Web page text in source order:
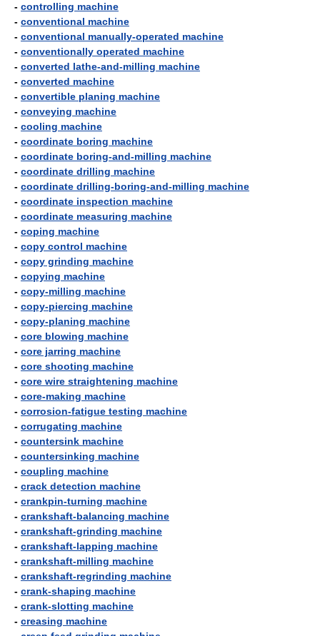
- controlling machine
- conventional machine
- conventional manually-operated machine
- conventionally operated machine
- converted lathe-and-milling machine
- converted machine
- convertible planing machine
- conveying machine
- cooling machine
- coordinate boring machine
- coordinate boring-and-milling machine
- coordinate drilling machine
- coordinate drilling-boring-and-milling machine
- coordinate inspection machine
- coordinate measuring machine
- coping machine
- copy control machine
- copy grinding machine
- copying machine
- copy-milling machine
- copy-piercing machine
- copy-planing machine
- core blowing machine
- core jarring machine
- core shooting machine
- core wire straightening machine
- core-making machine
- corrosion-fatigue testing machine
- corrugating machine
- countersink machine
- countersinking machine
- coupling machine
- crack detection machine
- crankpin-turning machine
- crankshaft-balancing machine
- crankshaft-grinding machine
- crankshaft-lapping machine
- crankshaft-milling machine
- crankshaft-regrinding machine
- crank-shaping machine
- crank-slotting machine
- creasing machine